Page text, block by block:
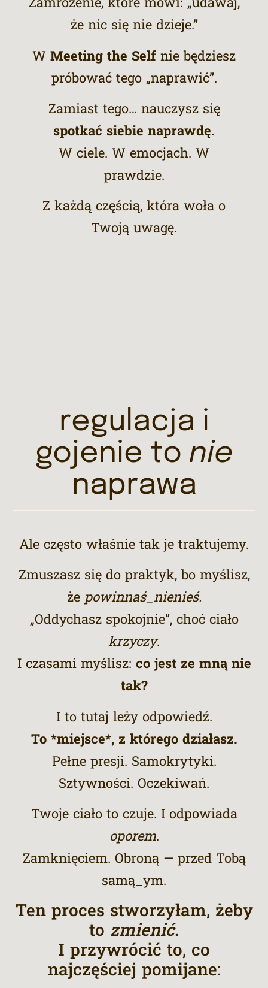
że nic się nie dzieje.”
W Meeting the Self nie będziesz
próbować tego „naprawić”.
Zamiast tego… nauczysz się
spotkać siebie naprawdę.
W ciele. W emocjach. W
prawdzie.
Z każdą częścią, która woła o
Twoją uwagę.
regulacja i
gojenie to nie
naprawa
Ale często właśnie tak je traktujemy.
Zmuszasz się do praktyk, bo myślisz,
że powinnaś_nienieś.
„Oddychasz spokojnie”, choć ciało
krzyczy.
I czasami myślisz: co jest ze mną nie
tak?
I to tutaj leży odpowiedź.
To *miejsce*, z którego działasz.
Pełne presji. Samokrytyki.
Sztywności. Oczekiwań.
Twoje ciało to czuje. I odpowiada
oporem.
Zamknięciem. Obroną — przed Tobą
samą_ym.
Ten proces stworzyłam, żeby
to zmienić.
I przywrócić to, co
najczęściej pomijane: